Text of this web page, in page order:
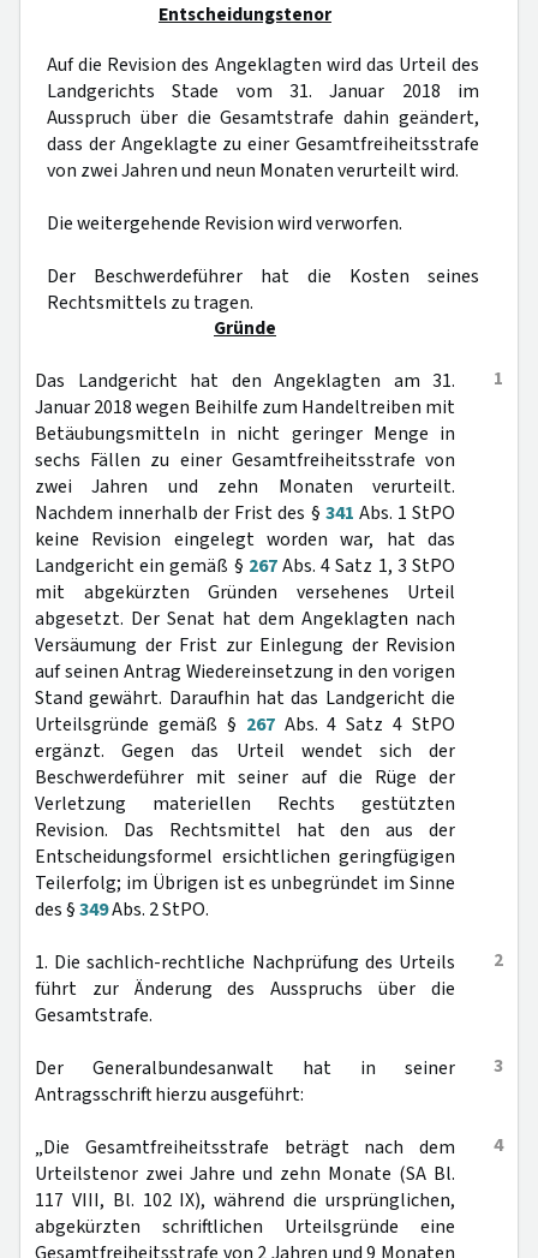
Entscheidungstenor
Auf die Revision des Angeklagten wird das Urteil des
Landgerichts Stade vom 31. Januar 2018 im
Ausspruch über die Gesamtstrafe dahin geändert,
dass der Angeklagte zu einer Gesamtfreiheitsstrafe
von zwei Jahren und neun Monaten verurteilt wird.
Die weitergehende Revision wird verworfen.
Der Beschwerdeführer hat die Kosten seines
Rechtsmittels zu tragen.
Gründe
1
Das Landgericht hat den Angeklagten am 31.
Januar 2018 wegen Beihilfe zum Handeltreiben mit
Betäubungsmitteln in nicht geringer Menge in
sechs Fällen zu einer Gesamtfreiheitsstrafe von
zwei Jahren und zehn Monaten verurteilt.
Nachdem innerhalb der Frist des § 341 Abs. 1 StPO
keine Revision eingelegt worden war, hat das
Landgericht ein gemäß § 267Abs. 4 Satz 1, 3 StPO
mit abgekürzten Gründen versehenes Urteil
abgesetzt. Der Senat hat dem Angeklagten nach
Versäumung der Frist zur Einlegung der Revision
auf seinen Antrag Wiedereinsetzung in den vorigen
Stand gewährt. Daraufhin hat das Landgericht die
Urteilsgründe gemäß § 267Abs. 4 Satz 4 StPO
ergänzt. Gegen das Urteil wendet sich der
Beschwerdeführer mit seiner auf die Rüge der
Verletzung materiellen Rechts gestützten
Revision. Das Rechtsmittel hat den aus der
Entscheidungsformel ersichtlichen geringfügigen
Teilerfolg; im Übrigen ist es unbegründet im Sinne
des §349Abs. 2 StPO.
2
1. Die sachlich-rechtliche Nachprüfung des Urteils
führt zur Änderung des Ausspruchs über die
Gesamtstrafe.
3
Der Generalbundesanwalt hat in seiner
Antragsschrift hierzu ausgeführt:
4
„Die Gesamtfreiheitsstrafe beträgt nach dem
Urteilstenor zwei Jahre und zehn Monate (SA Bl.
117 VIII, Bl. 102 IX), während die ursprünglichen,
abgekürzten schriftlichen Urteilsgründe eine